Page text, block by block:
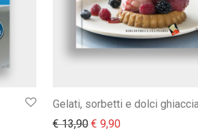
Gelati, sorbetti e dolci
€13,90 Il prezzo originale era:
€ 9,90Il prezzo attuale